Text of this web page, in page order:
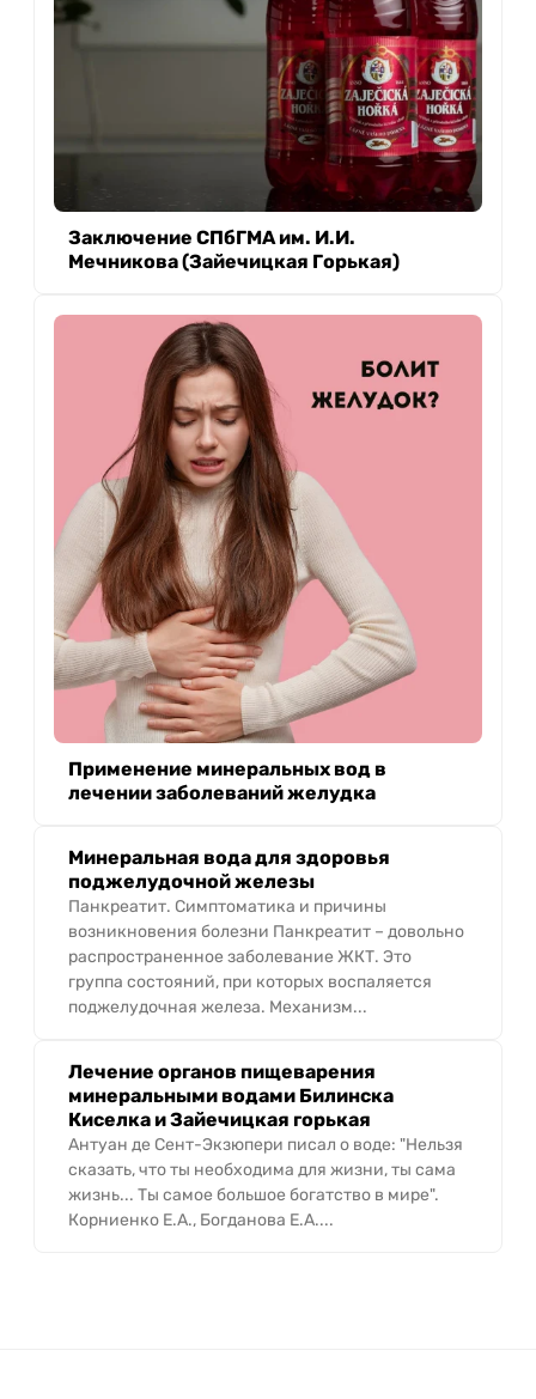
Заключение СПбГМА им. И.И.
Мечникова (Зайечицкая Горькая)
Применение минеральных вод в
лечении заболеваний желудка
Минеральная вода для здоровья
поджелудочной железы
Панкреатит. Симптоматика и причины
возникновения болезни Панкреатит – довольно
распространенное заболевание ЖКТ. Это
группа состояний, при которых воспаляется
поджелудочная железа. Механизм...
Лечение органов пищеварения
минеральными водами Билинска
Киселка и Зайечицкая горькая
Антуан де Сент-Экзюпери писал о воде: "Нельзя
сказать, что ты необходима для жизни, ты сама
жизнь... Ты самое большое богатство в мире".
Корниенко Е.А., Богданова Е.А....